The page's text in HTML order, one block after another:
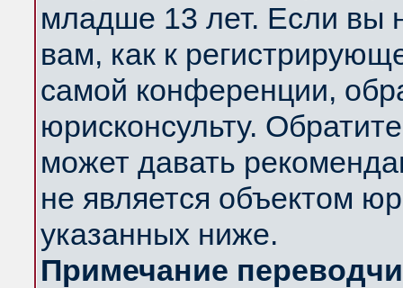
младше 13 лет. Если вы
вам, как к
самой конференции,
юрисконсульту.
может давать
не является объектом
указанных ниже.
Примечание